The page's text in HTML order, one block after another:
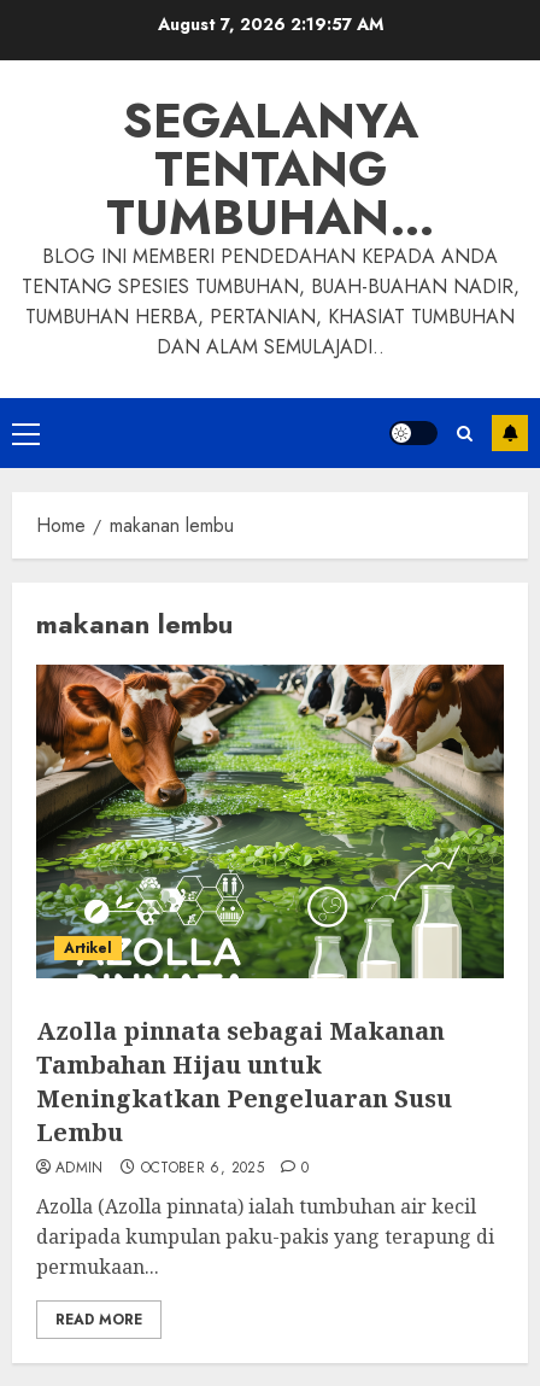
August 7, 2026 2:19:58 AM
SEGALANYA
TENTANG
TUMBUHAN…
BLOG INI MEMBERI PENDEDAHAN KEPADA ANDA
TENTANG SPESIES TUMBUHAN, BUAH-BUAHAN NADIR,
TUMBUHAN HERBA, PERTANIAN, KHASIAT TUMBUHAN
DAN ALAM SEMULAJADI..
Primary
Menu
Home makanan lembu
makanan lembu
Artikel
Azolla pinnata sebagai Makanan
Tambahan Hijau untuk
Meningkatkan Pengeluaran Susu
Lembu
ADMIN OCTOBER 6, 2025 0
Azolla (Azolla pinnata) ialah tumbuhan air kecil
daripada kumpulan paku-pakis yang terapung di
permukaan...
READ MORE